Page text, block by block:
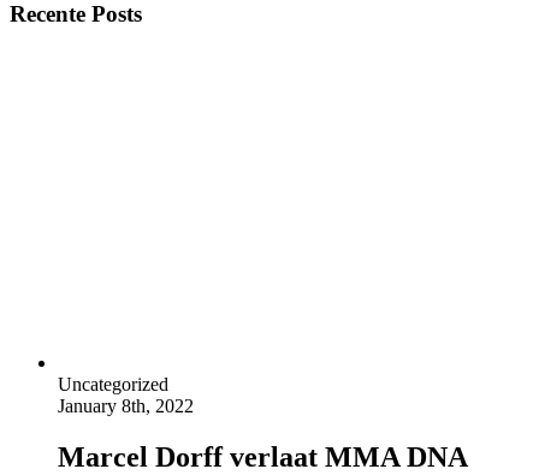
Recente Posts
Uncategorized
January 8th, 2022
Marcel Dorff verlaat MMA DNA